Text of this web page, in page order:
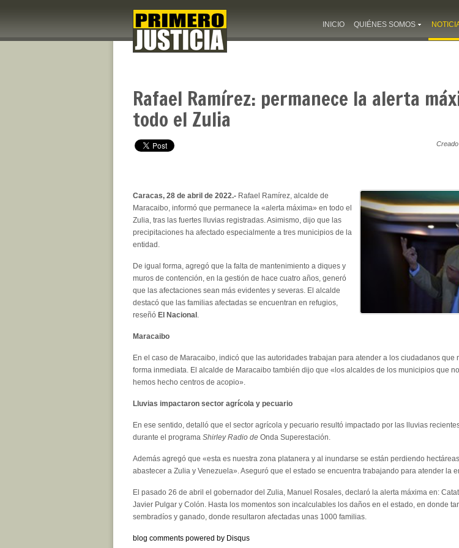
INICIO QUIÉNES SOMOS
Rafael Ramírez: permanece la alerta
todo el Zulia
Caracas, 28 de abril de 2022.- Rafael Ramírez, alcalde de
Maracaibo, informó que permanece la «alerta máxima» en todo el
Zulia, tras las fuertes lluvias registradas. Asimismo, dijo que las
precipitaciones ha afectado especialmente a tres municipios de la
entidad.
De igual forma, agregó que la falta de mantenimiento a diques y
muros de contención, en la gestión de hace cuatro años, generó
que las afectaciones sean más evidentes y severas. El alcalde
destacó que las familias afectadas se encuentran en refugios,
reseñó El Nacional
Maracaibo
En el caso de Maracaibo, indicó que las autoridades trabajan para atender a los ciudadanos que
forma inmediata. El alcalde de Maracaibo también dijo que «los alcaldes de los municipios que
hemos hecho centros de acopio».
Lluvias impactaron sector agrícola y pecuario
En ese sentido, detalló que el sector agrícola y pecuario resultó impactado por las lluvias
durante el programa Shirley Radio de Onda Superestación.
Además agregó que «esta es nuestra zona platanera y al inundarse se están perdiendo
abastecer a Zulia y Venezuela». Aseguró que el estado se encuentra trabajando para atender la
El pasado 26 de abril el gobernador del Zulia, Manuel Rosales, declaró la alerta máxima en:
Javier Pulgar y Colón. Hasta los momentos son incalculables los daños en el estado, en donde
sembradíos y ganado, donde resultaron afectadas unas 1000 familias.
blog comments powered by Disqus